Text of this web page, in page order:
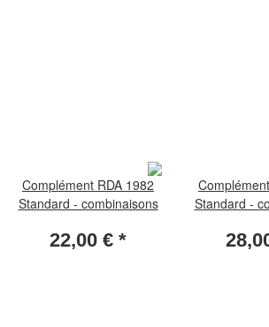
Complément RDA 1982
Standard - combinaisons
22,00 € *
Standard -